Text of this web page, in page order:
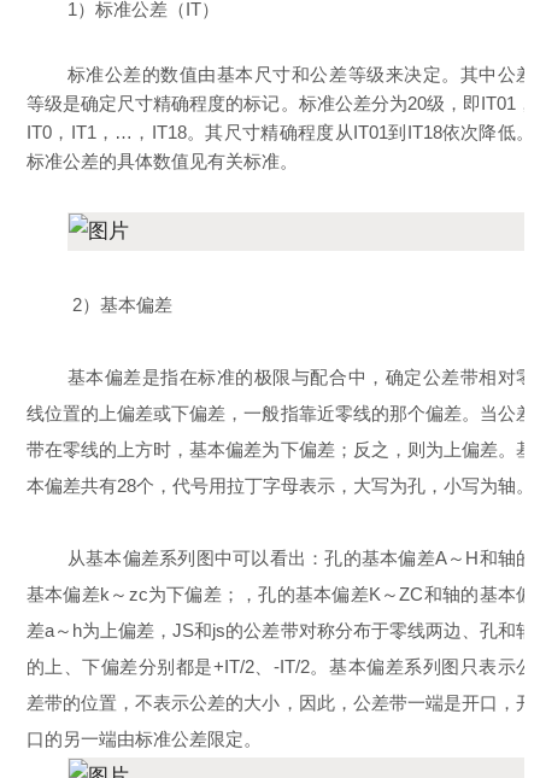
1）标准公差（IT）
标准公差的数值由基本尺寸和公差等级来决定。其中公差
等级是确定尺寸精确程度的标记。标准公差分为20级，即IT01，
IT0，IT1，…，IT18。其尺寸精确程度从IT01到IT18依次降低。
标准公差的具体数值见有关标准。
2）基本偏差
基本偏差是指在标准的极限与配合中，确定公差带相对零
线位置的上偏差或下偏差，一般指靠近零线的那个偏差。当公差
带在零线的上方时，基本偏差为下偏差；反之，则为上偏差。基
本偏差共有28个，代号用拉丁字母表示，大写为孔，小写为轴。
从基本偏差系列图中可以看出：孔的基本偏差A～H和轴的
基本偏差k～zc为下偏差；，孔的基本偏差K～ZC和轴的基本偏
差a～h为上偏差，JS和js的公差带对称分布于零线两边、孔和轴
的上、下偏差分别都是+IT/2、-IT/2。基本偏差系列图只表示公
差带的位置，不表示公差的大小，因此，公差带一端是开口，开
口的另一端由标准公差限定。